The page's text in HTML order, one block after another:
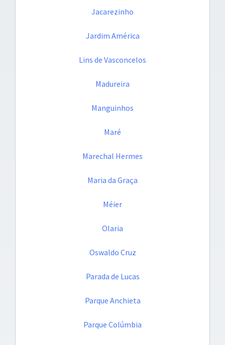
Jacarezinho
Jardim América
Lins de Vasconcelos
Madureira
Manguinhos
Maré
Marechal Hermes
Maria da Graça
Méier
Olaria
Oswaldo Cruz
Parada de Lucas
Parque Anchieta
Parque Colúmbia